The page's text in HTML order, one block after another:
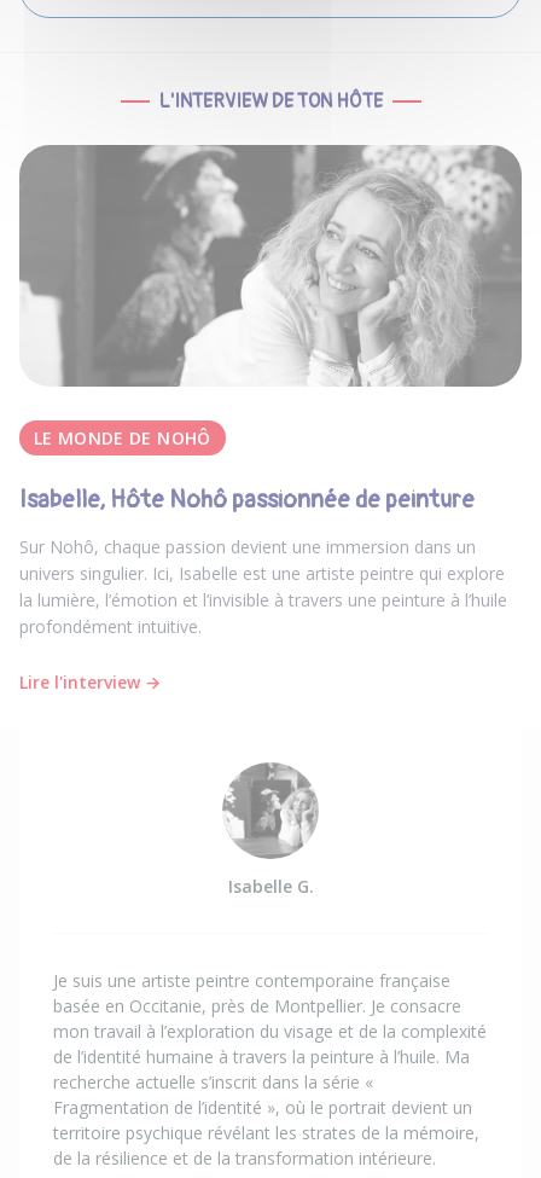
L'INTERVIEW DE TON HÔTE
LE MONDE DE NOHÔ
Isabelle, Hôte Nohô passionnée de peinture
Sur Nohô, chaque passion devient une immersion dans un
univers singulier. Ici, Isabelle est une artiste peintre qui explore
la lumière, l’émotion et l’invisible à travers une peinture à l’huile
profondément intuitive.
Lire l'interview →
Isabelle G.
Je suis une artiste peintre contemporaine française
basée en Occitanie, près de Montpellier. Je consacre
mon travail à l’exploration du visage et de la complexité
de l’identité humaine à travers la peinture à l’huile. Ma
recherche actuelle s’inscrit dans la série «
Fragmentation de l’identité », où le portrait devient un
territoire psychique révélant les strates de la mémoire,
de la résilience et de la transformation intérieure.